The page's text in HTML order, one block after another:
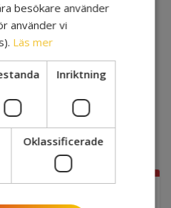
omvärldsanalys
besökare använder
använder vi
Läs mer
Inriktning
Oklassificerade